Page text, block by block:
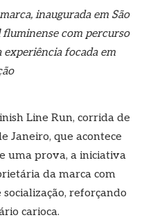
inaugurada em São
fluminense com percurso
focada em
Line Run, corrida de
Janeiro, que acontece
uma prova, a iniciativa
da marca com
reforçando
carioca.